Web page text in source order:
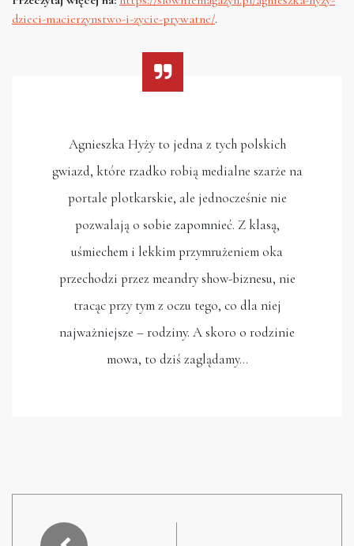
dzieci-macierzynstwo-i-zycie-prywatne/.
Agnieszka Hyży to jedna z tych polskich
gwiazd, które rzadko robią medialne szarże na
portale plotkarskie, ale jednocześnie nie
pozwalają o sobie zapomnieć. Z klasą,
uśmiechem i lekkim przymrużeniem oka
przechodzi przez meandry show-biznesu, nie
tracąc przy tym z oczu tego, co dla niej
najważniejsze – rodziny. A skoro o rodzinie
mowa, to dziś zaglądamy…